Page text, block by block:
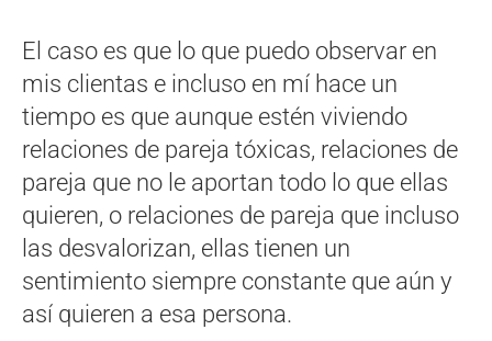
El caso es que lo que puedo observar en
mis clientas e incluso en mí hace un
tiempo es que aunque estén viviendo
relaciones de pareja tóxicas, relaciones de
pareja que no le aportan todo lo que ellas
quieren, o relaciones de pareja que incluso
las desvalorizan, ellas tienen un
sentimiento siempre constante que aún y
así quieren a esa persona.